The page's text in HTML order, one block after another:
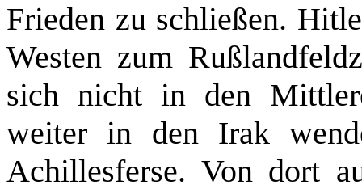
Frieden zu schließen.
Westen zum
sich nicht in den
weiter in den Irak
Achillesferse. Von dort